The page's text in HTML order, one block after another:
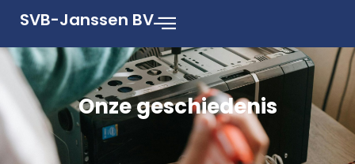
SVB-Janssen BV
Onze geschiedenis